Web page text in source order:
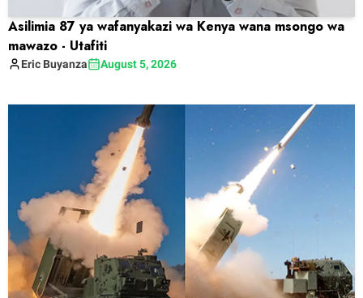
Asilimia 87 ya wafanyakazi wa Kenya wana msongo wa
mawazo - Utafiti
Eric Buyanza August 5, 2026